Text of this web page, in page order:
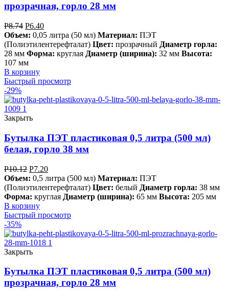
прозрачная, горло 28 мм
Р8.74 Р6.40
Объем: 0,05 литра (50 мл) Материал: ПЭТ
(Полиэтилентерефталат) Цвет: прозрачный Диаметр горла:
28 мм Форма: круглая Диаметр (ширина): 32 мм Высота:
107 мм
В корзину
Быстрый просмотр
-29%
Закрыть
Бутылка ПЭТ пластиковая 0,5 литра (500 мл)
белая, горло 38 мм
Р10.12 Р7.20
Объем: 0,5 литра (500 мл) Материал: ПЭТ
(Полиэтилентерефталат) Цвет: белый Диаметр горла: 38 мм
Форма: круглая Диаметр (ширина): 65 мм Высота: 205 мм
В корзину
Быстрый просмотр
-35%
Закрыть
Бутылка ПЭТ пластиковая 0,5 литра (500 мл)
прозрачная, горло 28 мм